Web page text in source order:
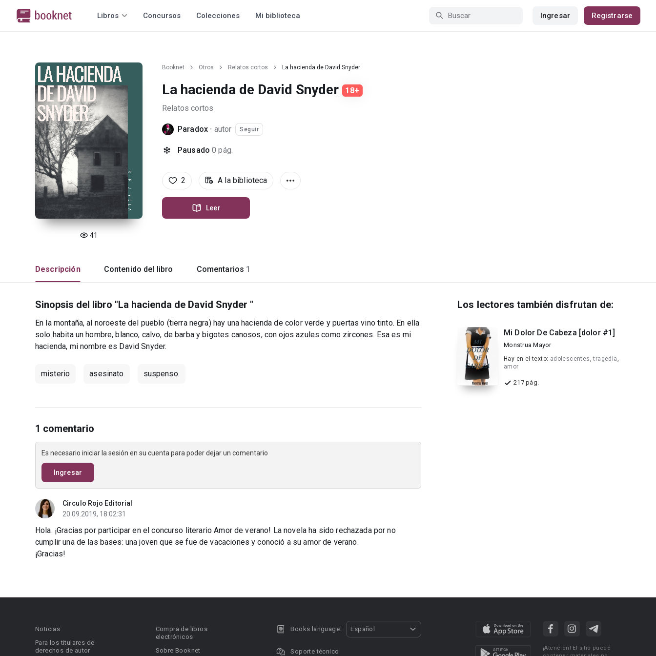
Libros Concursos Colecciones Mi biblioteca Ingresar Registrarse
41
Booknet Otros Relatos cortos La hacienda de David Snyder
La hacienda de David Snyder
18+
Relatos cortos
Paradox · autor Seguir
Pausado 0 pág.
2 A la biblioteca
Leer
Descripción Contenido del libro Comentarios 1
Sinopsis del libro "La hacienda de David Snyder "
En la montaña, al noroeste del pueblo (tierra negra) hay una hacienda de color verde y puertas vino tinto. En ella
solo habita un hombre, blanco, calvo, de barba y bigotes canosos, con ojos azules como zircones. Esa es mi
hacienda, mi nombre es David Snyder.
misterio asesinato suspenso.
1 comentario
Es necesario iniciar la sesión en su cuenta para poder dejar un comentario
Ingresar
Circulo Rojo Editorial
20.09.2019, 18:02:31
Hola. ¡Gracias por participar en el concurso literario Amor de verano! La novela ha sido rechazada por no
cumplir una de las bases: una joven que se fue de vacaciones y conoció a su amor de verano.
¡Gracias!
Los lectores también disfrutan de:
Mi Dolor De Cabeza [dolor #1]
Monstrua Mayor
Hay en el texto: adolescentes,tragedia,
amor
217 pág.
Noticias
Para los titulares de
derechos de autor
Compra de libros
electrónicos
Sobre Booknet
Books language: Español
Soporte técnico
¡Atención! El sitio puede